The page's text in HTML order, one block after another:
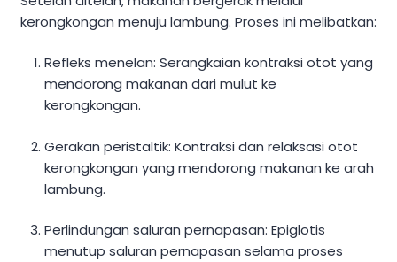
kerongkongan menuju lambung. Proses ini melibatkan:
Refleks menelan: Serangkaian kontraksi otot yang
mendorong makanan dari mulut ke
kerongkongan.
Gerakan peristaltik: Kontraksi dan relaksasi otot
kerongkongan yang mendorong makanan ke arah
lambung.
Perlindungan saluran pernapasan: Epiglotis
menutup saluran pernapasan selama proses